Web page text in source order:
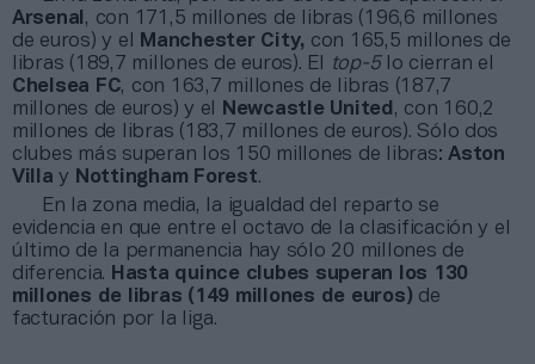
Arsenal , con 171,5 millones de libras (196,6 millones
de euros) y el
Manchester City, con 165,5 millones de
libras (189,7 millones de euros). El
top-5lo cierran el
Chelsea FC, con 163,7 millones de libras (187,7
millones de euros) y el
Newcastle United , con 160,2
millones de libras (183,7 millones de euros). Sólo dos
clubes más superan los 150 millones de libras:Aston
Villa y Nottingham Forest.
En la zona media, la igualdad del reparto se
evidencia en que entre el octavo de la clasificación y el
último de la permanencia hay sólo 20 millones de
diferencia. Hasta quince clubes superan los 130
millones de libras (149 millones de euros) de
facturación por la liga.